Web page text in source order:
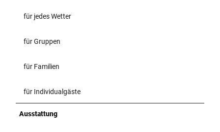
für jedes Wetter
für Gruppen
für Familien
für Individualgäste
Ausstattung